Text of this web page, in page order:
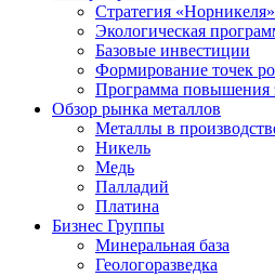
Стратегия «Норникеля»
Экологическая
Базовые инвестиции
Формирование точек
Программа повышения
Обзор рынка металлов
Металлы в
Никель
Медь
Палладий
Платина
Бизнес Группы
Минеральная база
Геологоразведка